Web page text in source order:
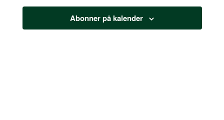
Abonner på kalender